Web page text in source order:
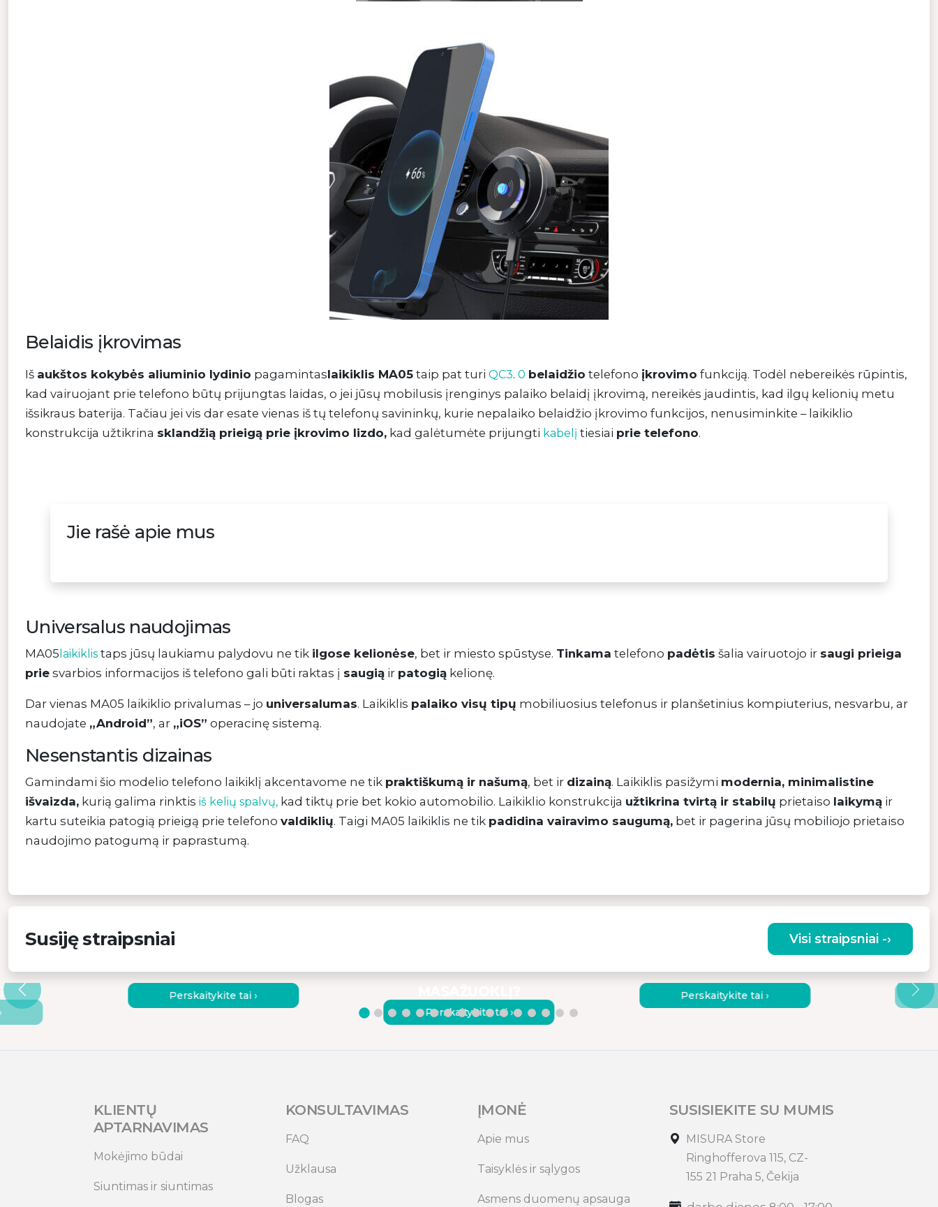
Belaidis įkrovimas
Iš aukštos kokybės aliuminio lydinio pagamintaslaikiklis MA05 taip pat turi QC3. 0 belaidžio telefono įkrovimo funkciją. Todėl nebereikės rūpintis,
kad vairuojant prie telefono būtų prijungtas laidas, o jei jūsų mobilusis įrenginys palaiko belaidį įkrovimą, nereikės jaudintis, kad ilgų kelionių metu
išsikraus baterija. Tačiau jei vis dar esate vienas iš tų telefonų savininkų, kurie nepalaiko belaidžio įkrovimo funkcijos, nenusiminkite – laikiklio
konstrukcija užtikrina sklandžią prieigą prie įkrovimo lizdo, kad galėtumėte prijungti kabelį tiesiai prie telefono.
Jie rašė apie mus
Universalus naudojimas
MA05 laikiklis taps jūsų laukiamu palydovu ne tik ilgose kelionėse, bet ir miesto spūstyse. Tinkama telefono padėtis šalia vairuotojo ir saugi prieiga
prie svarbios informacijos iš telefono gali būti raktas į saugią ir patogią kelionę.
Dar vienas MA05 laikiklio privalumas – jo universalumas. Laikiklis palaiko visų tipų mobiliuosius telefonus ir planšetinius kompiuterius, nesvarbu, ar
naudojate „Android”, ar „iOS” operacinę sistemą.
Nesenstantis dizainas
Gamindami šio modelio telefono laikiklį akcentavome ne tik praktiškumą ir našumą, bet ir dizainą. Laikiklis pasižymi modernia, minimalistine
išvaizda, kurią galima rinktis iš kelių spalvų, kad tiktų prie bet kokio automobilio. Laikiklio konstrukcija užtikrina tvirtą ir stabilų prietaiso laikymą ir
kartu suteikia patogią prieigą prie telefono valdiklių. Taigi MA05 laikiklis ne tik padidina vairavimo saugumą, bet ir pagerina jūsų mobiliojo prietaiso
naudojimo patogumą ir paprastumą.
Susiję straipsniai Visi straipsniai -›
DU
NEŠIOJAMĄJĮ MONITORIŲ?
Perskaitykite tai ›
KOKYBIŠKĄ VIBRACINĮ
Perskaitykite tai ›
MONITORIŲ ISTORIJA NUO
PRADŽIOS IKI ŠIŲ DIENŲ
Perskaitykite tai ›
KAIP
KLIENTŲ
APTARNAVIMAS
Mokėjimo būdai
Siuntimas ir siuntimas
KONSULTAVIMAS
FAQ
Užklausa
Blogas
ĮMONĖ
Apie mus
Taisyklės ir sąlygos
Asmens duomenų apsauga
SUSISIEKITE SU MUMIS
MISURA Store
Ringhofferova 115, CZ-
155 21 Praha 5, Čekija